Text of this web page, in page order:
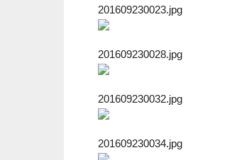
201609230023.jpg
201609230028.jpg
201609230032.jpg
201609230034.jpg